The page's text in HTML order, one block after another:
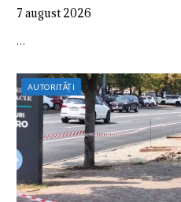
7 august 2026
…
AUTORITĂȚI